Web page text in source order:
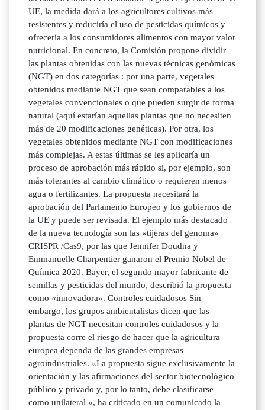
UE, la medida dará a los agricultores cultivos más
resistentes y reduciría el uso de pesticidas químicos y
ofrecería a los consumidores alimentos con mayor valor
nutricional. En concreto, la Comisión propone dividir
las plantas obtenidas con las nuevas técnicas genómicas
(NGT) en dos categorías : por una parte, vegetales
obtenidos mediante NGT que sean comparables a los
vegetales convencionales o que pueden surgir de forma
natural (aquí estarían aquellas plantas que no necesiten
más de 20 modificaciones genéticas). Por otra, los
vegetales obtenidos mediante NGT con modificaciones
más complejas. A estas últimas se les aplicaría un
proceso de aprobación más rápido si, por ejemplo, son
más tolerantes al cambio climático o requieren menos
agua o fertilizantes. La propuesta necesitará la
aprobación del Parlamento Europeo y los gobiernos de
la UE y puede ser revisada. El ejemplo más destacado
de la nueva tecnología son las «tijeras del genoma»
CRISPR /Cas9, por las que Jennifer Doudna y
Emmanuelle Charpentier ganaron el Premio Nobel de
Química 2020. Bayer, el segundo mayor fabricante de
semillas y pesticidas del mundo, describió la propuesta
como «innovadora». Controles cuidadosos Sin
embargo, los grupos ambientalistas dicen que las
plantas de NGT necesitan controles cuidadosos y la
propuesta corre el riesgo de hacer que la agricultura
europea dependa de las grandes empresas
agroindustriales. «La propuesta sigue exclusivamente la
orientación y las afirmaciones del sector biotecnológico
público y privado y, por lo tanto, debe clasificarse
como unilateral «, ha criticado en un comunicado la